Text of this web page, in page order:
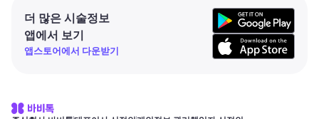
더 많은 시술정보
앱에서 보기
앱스토어에서 다운받기